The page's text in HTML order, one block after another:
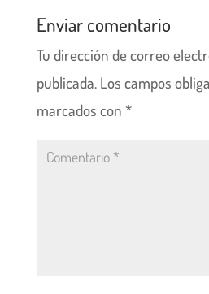
Enviar comentario
Tu dirección de correo
publicada. Los campos
marcados con *